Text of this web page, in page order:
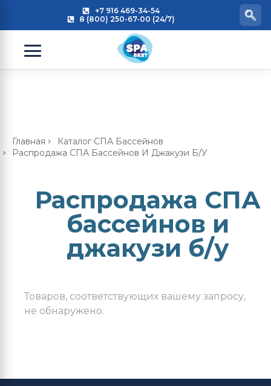
+7 916 469-34-54
8 (800) 250-67-00 (24/7)
Главная
Каталог СПА Бассейнов
Распродажа СПА Бассейнов И Джакузи Б/у
Распродажа СПА
бассейнов и
джакузи б/у
Товаров, соответствующих вашему запросу,
не обнаружено.